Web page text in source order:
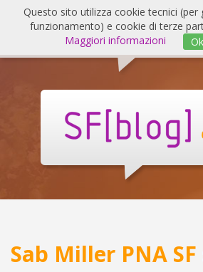
Salta
contenuto
Blog
Sab Miller PNA
Questo sito utilizza cookie tecnici
funzionamento) e cookie di terze
Maggiori informazioni